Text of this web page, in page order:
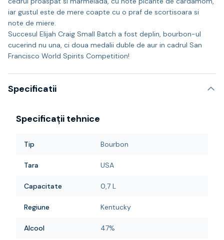
iar gustul este de mere coapte cu o praf de scortisoara si
note de miere.
Succesul Elijah Craig Small Batch a fost deplin, bourbon-ul
cucerind nu una, ci doua medalii duble de aur in cadrul San
Francisco World Spirits Competition!
Specificatii
Specificații tehnice
Tip Bourbon
Tara USA
Capacitate 0,7 L
Regiune Kentucky
Alcool 47%